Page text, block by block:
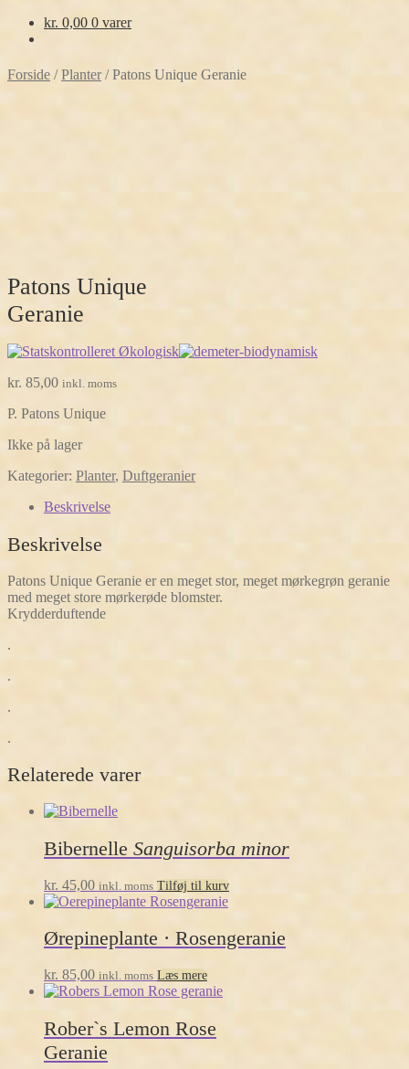
kr. 0,00 0 varer
Forside /Planter/Patons Unique Geranie
Patons Unique
Geranie
kr. 85,00 inkl. moms
P. Patons Unique
Ikke på lager
Kategorier: Planter, Duftgeranier
Beskrivelse
Beskrivelse
Patons Unique Geranie er en meget stor, meget mørkegrøn geranie
med meget store mørkerøde blomster.
Krydderduftende
.
.
.
.
Relaterede varer
Bibernelle Sanguisorba minor
kr. 45,00 inkl. moms Tilføj til kurv
Ørepineplante · Rosengeranie
kr. 85,00 inkl. moms Læs mere
Rober`s Lemon Rose
Geranie